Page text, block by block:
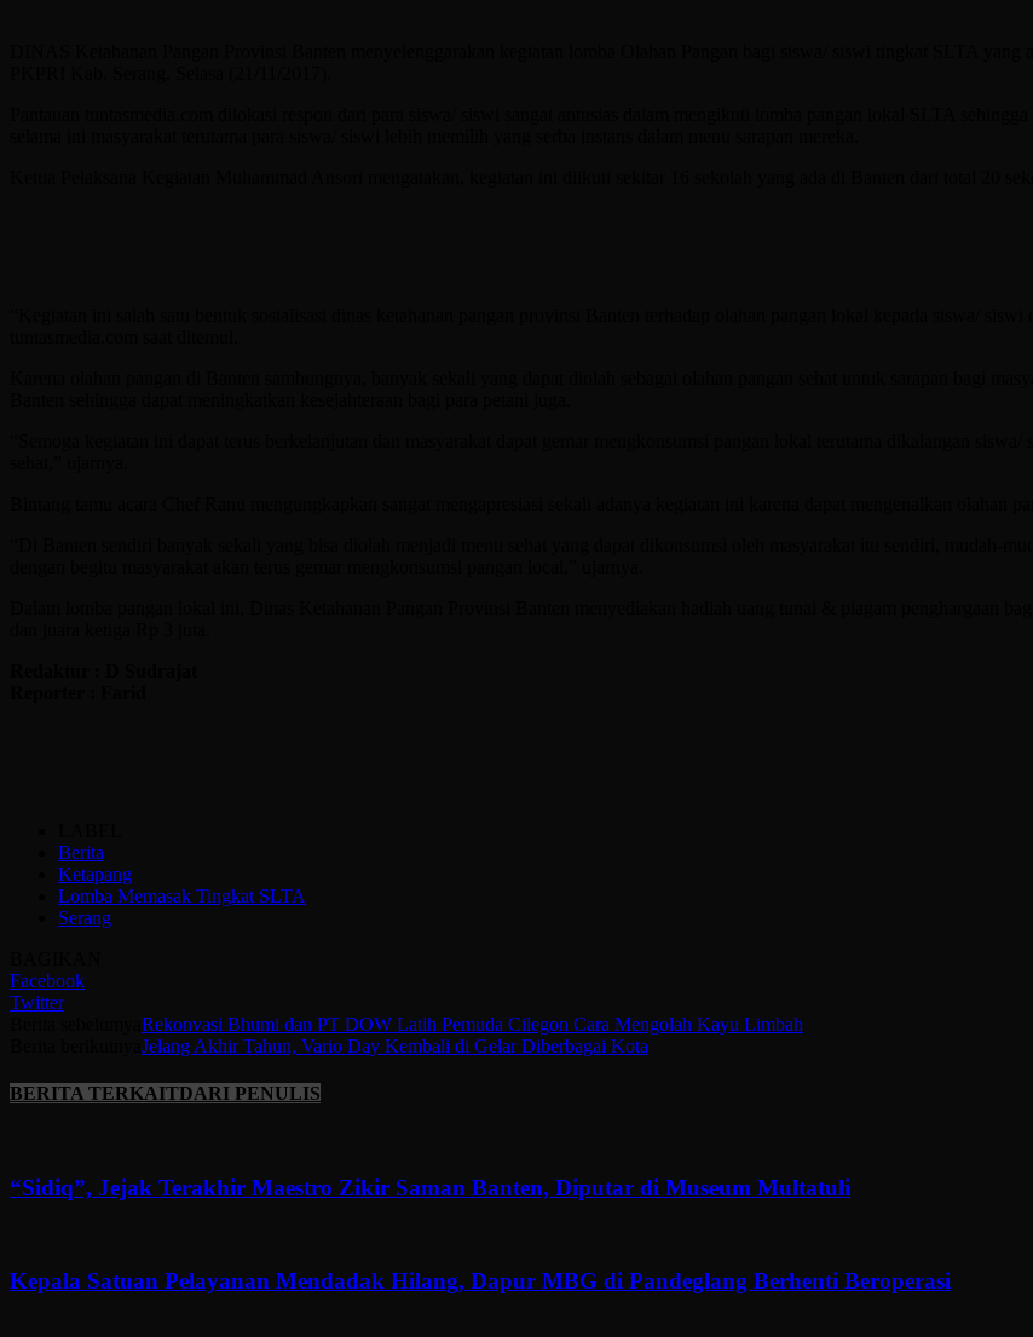
Berita
Ketapang
Lomba Memasak Tingkat SLTA
Serang
Facebook
Twitter
Rekonvasi Bhumi dan PT DOW Latih Pemuda Cilegon Cara Mengolah Kayu Limbah
Jelang Akhir Tahun, Vario Day Kembali di Gelar Diberbagai Kota
BERITA TERKAITDARI PENULIS
“Sidiq”, Jejak Terakhir Maestro Zikir Saman Banten, Diputar di Museum Multatuli
Kepala Satuan Pelayanan Mendadak Hilang, Dapur MBG di Pandeglang Berhenti Beroperasi